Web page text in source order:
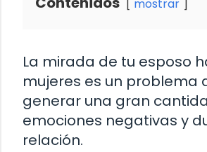
mostrar
La mirada de tu esposo
mujeres es un problema
generar una gran
emociones negativas y
relación.